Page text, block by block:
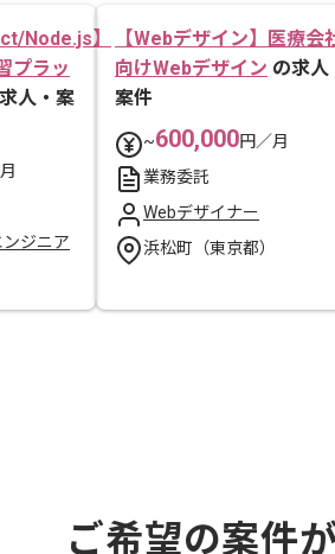
Node.js】
プラッ
人・案
ジニア
【Webデザイン】医療会
向けWebデザイン の求人
案件
~600,000円／月
業務委託
Webデザイナー
浜松町（東京都）
ご希望の案件